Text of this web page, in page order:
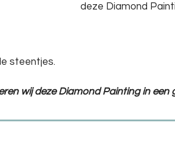
deze Diamond
steentjes.
wij deze Diamond Painting in